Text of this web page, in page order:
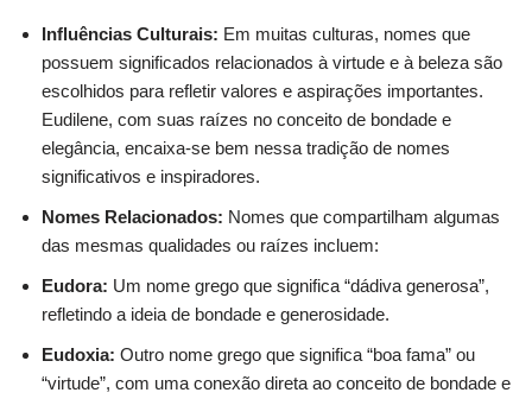
Influências Culturais: Em muitas culturas, nomes que
possuem significados relacionados à virtude e à beleza são
escolhidos para refletir valores e aspirações importantes.
Eudilene, com suas raízes no conceito de bondade e
elegância, encaixa-se bem nessa tradição de nomes
significativos e inspiradores.
Nomes Relacionados: Nomes que compartilham algumas
das mesmas qualidades ou raízes incluem:
Eudora: Um nome grego que significa “dádiva generosa”,
refletindo a ideia de bondade e generosidade.
Eudoxia: Outro nome grego que significa “boa fama” ou
“virtude”, com uma conexão direta ao conceito de bondade e